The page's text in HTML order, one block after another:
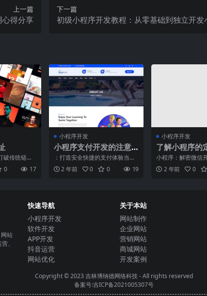
上一篇
得分享
下一篇
初级小程序开发教程：从零基础到独立开发
破传统链接
模式随着移
小程
0 17
小程序开发
小程序支付开发的注意
事项
：打造安全快捷的支付体验当今
数字时代，随着移动支付的普及
与发展，越来越多的企业开
2 年前 0 0 19
小程序开发
了解小程序的
用，掌握小程
基础知识
小程序：解密微信
星近年来，随着移
速发展，小程序作
2 年前 0
站
、
快速导航
小程序开发
软件开发
APP开发
抖音运营
网站优化
关于本站
网站制作
企业网站
营销网站
商城网站
开发案例
Copyright © 2023吉林博纳德网络科技- All rights reserved
备案号:吉ICP备2021005307号